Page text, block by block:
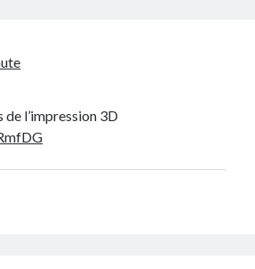
l’impression 3D